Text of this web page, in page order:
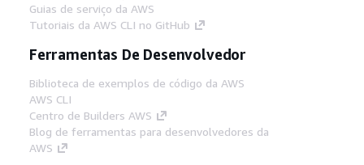
Guias de serviço da AWS
Tutoriais da AWS CLI no GitHub
Ferramentas De Desenvolvedor
Biblioteca de exemplos de código da AWS
AWS CLI
Centro de Builders AWS
Blog de ferramentas para desenvolvedores da
AWS